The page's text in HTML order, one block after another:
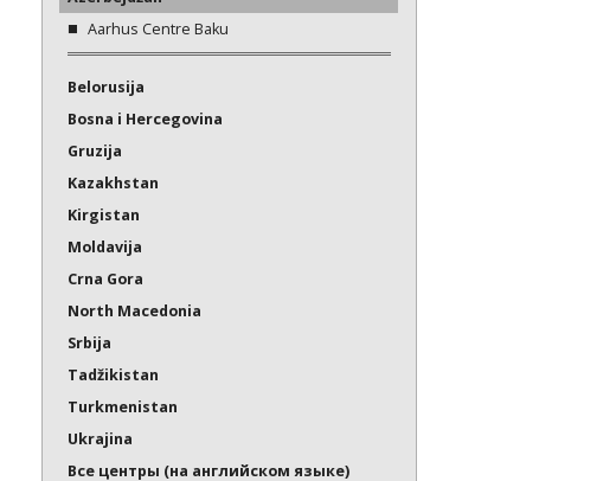
Aarhus Centre Baku
Belorusija
Bosna i Hercegovina
Gruzija
Kazakhstan
Kirgistan
Moldavija
Crna Gora
North Macedonia
Srbija
Tadžikistan
Turkmenistan
Ukrajina
Все центры (на английском языке)